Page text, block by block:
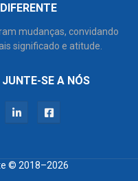
mudanças, convidando
significado e atitude.
SE A NÓS
© 2018–2026